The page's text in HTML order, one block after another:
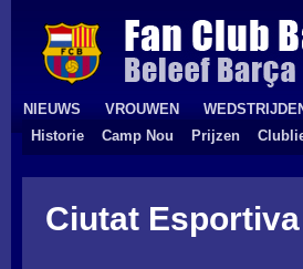
NIEUWS VROUWEN
Historie
Camp Nou Prijzen
Ciutat